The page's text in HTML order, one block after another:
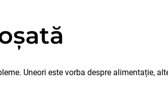
Uneori este vorba despre alimentație,